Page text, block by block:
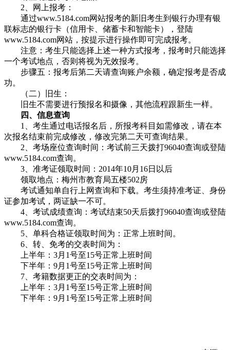
2、网上报考：
通过www.5184.com网站报考的新旧考生到银行办理有银
联标志的银行卡（信用卡、储蓄卡和智能卡），登陆
www.5184.com网站，按提示进行操作即可完成报考。
注意：考生只能选择上述一种方式报考，报考时只能选择
一个考试地点，否则将视为无效报考。
步骤五：报考后第二天请查询账户余额，确定报考是否成
功。
（二）旧生：
旧生不需要进行预报名和摄像，其他流程跟新生一样。
四、信息查询
1、考生通过电话报名后，所报考科目如需修改，请在本
次报名结束前完成修改，修改完第二天可查询结果。
2、考场座位查询时间：考试前三天拨打96040查询或登陆
www.5184.com查询。
3、准考证领取时间：2014年10月16日以后
领取地点：梅州市教育局五楼502房
考试通知单自行上网查询和下载。考生须持准考证、身份
证参加考试，两证缺一不可。
4、考试成绩查询：考试结束50天后拨打96040查询或登陆
www.5184.com查询。
5、单科合格证领取时间为：正常上班时间。
6、转、免考的交表时间为：
上半年：3月1号至15号正常上班时间
下半年：9月1号至15号正常上班时间
7、考籍数据更正的交表时间为：
上半年：3月1号至15号正常上班时间
下半年：9月1号至15号正常上班时间